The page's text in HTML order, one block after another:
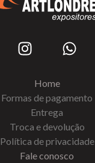
Home
Formas de pagamento
Entrega
Troca e devolução
Política de privacidade
Fale conosco